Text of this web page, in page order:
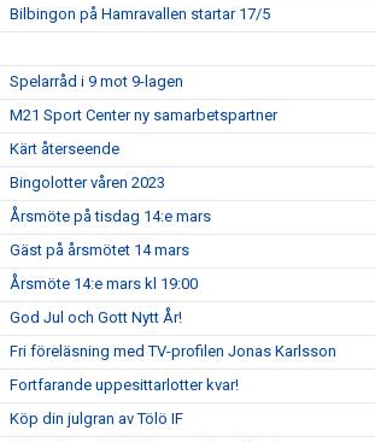
Bilbingon på Hamravallen startar 17/5
Spelarråd i 9 mot 9-lagen
M21 Sport Center ny samarbetspartner
Kärt återseende
Bingolotter våren 2023
Årsmöte på tisdag 14:e mars
Gäst på årsmötet 14 mars
Årsmöte 14:e mars kl 19:00
God Jul och Gott Nytt År!
Fri föreläsning med TV-profilen Jonas Karlsson
Fortfarande uppesittarlotter kvar!
Köp din julgran av Tölö IF